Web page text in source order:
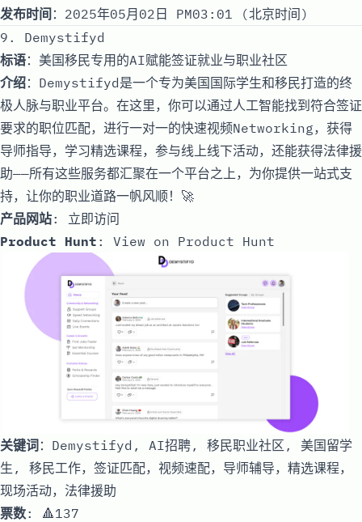
发布时间 ：2025年05月02日 PM03:01 (北京时间)
9. Demystifyd
标语：美国移民专用的AI赋能签证就业与职业社区
介绍：Demystifyd是一个专为美国国际学生和移民打造的终
极人脉与职业平台。在这里，你可以通过人工智能找到符合签证
要求的职位匹配，进行一对一的快速视频Networking，获得
导师指导，学习精选课程，参与线上线下活动，还能获得法律援
助——所有这些服务都汇聚在一个平台之上，为你提供一站式支
持，让你的职业道路一帆风顺！🚀
产品网站: 立即访问
Product Hunt : View on Product Hunt
关键词：Demystifyd, AI招聘, 移民职业社区, 美国留学
生, 移民工作，签证匹配，视频速配，导师辅导，精选课程，
现场活动，法律援助
票数: 🔺137